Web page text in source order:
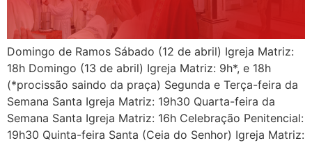
Domingo de Ramos Sábado (12 de abril) Igreja Matriz:
18h Domingo (13 de abril) Igreja Matriz: 9h*, e 18h
(*procissão saindo da praça) Segunda e Terça-feira da
Semana Santa Igreja Matriz: 19h30 Quarta-feira da
Semana Santa Igreja Matriz: 16h Celebração Penitencial:
19h30 Quinta-feira Santa (Ceia do Senhor) Igreja Matriz: